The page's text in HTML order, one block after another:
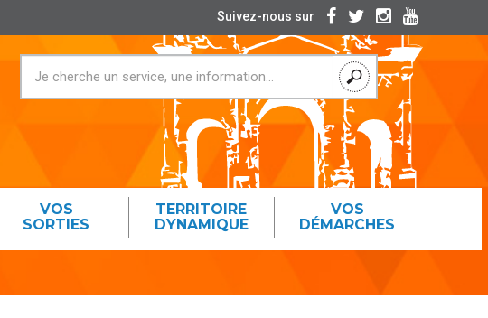
VOS
SORTIES
TERRITOIRE
DYNAMIQUE
VOS
DÉMARCHES
Suivez-nous sur